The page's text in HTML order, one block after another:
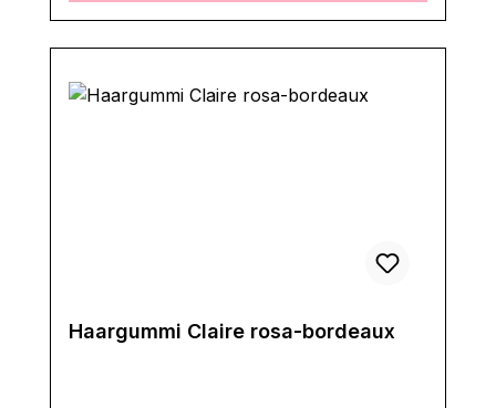
Haargummi Claire rosa-bordeaux